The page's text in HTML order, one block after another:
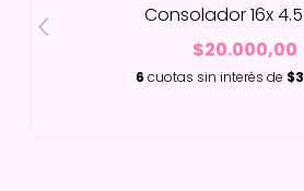
Consolador 16x
$20.000,00
6 cuotas sin interés de